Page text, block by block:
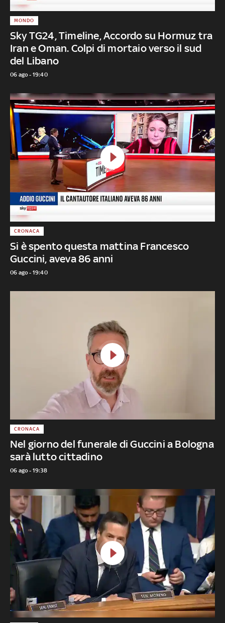
Sky TG24, Timeline, Accordo su Hormuz tra
Iran e Oman. Colpi di mortaio verso il sud
del Libano
MONDO
06 ago - 19:40
Si è spento questa mattina Francesco
Guccini, aveva 86 anni
CRONACA
06 ago - 19:40
Nel giorno del funerale di Guccini a Bologna
sarà lutto cittadino
CRONACA
06 ago - 19:38